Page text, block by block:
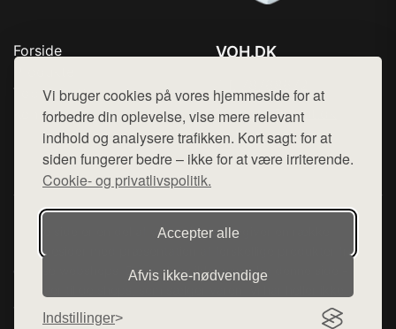
Vi bruger cookies på vores hjemmeside for at
forbedre din oplevelse, vise mere relevant
indhold og analysere trafikken. Kort sagt: for at
siden fungerer bedre – ikke for at være irriterende.
Cookie- og privatlivspolitik.
Accepter alle
Afvis ikke‑nødvendige
Indstillinger
Forside
Top Rabatter
Kontakt
VOH.DK
Mail: hej@want.dk
Cookie- og privatlivspolitik
Denne side er en del af want.dk, der udgiver en række
hjemmesider med præsentation af forskellige produkter fra
diverse webshops. Der sælges ikke varer fra denne side - vi
henviser til de shops, som sælger varen. Vi har heller ikke
varerne på lager.